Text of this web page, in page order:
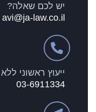
יש לכם שאלה?
avi@ja-law.co.il
ייעוץ ראשוני
03-6911334